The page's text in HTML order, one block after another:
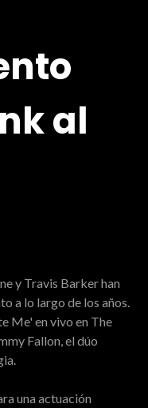
al
y Travis Barker han
a lo largo de los años.
Me' en vivo en The
Fallon, el dúo
una actuación